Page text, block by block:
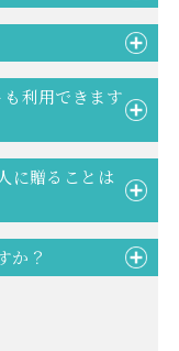
利用できます
に贈ることは
か？